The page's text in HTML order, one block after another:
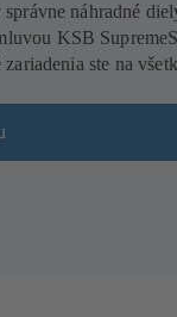
náhradné
KSB
ste na